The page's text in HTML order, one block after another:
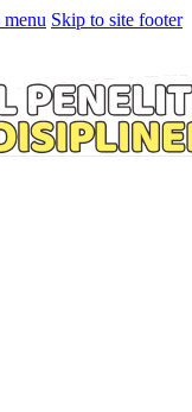
Skip to site footer